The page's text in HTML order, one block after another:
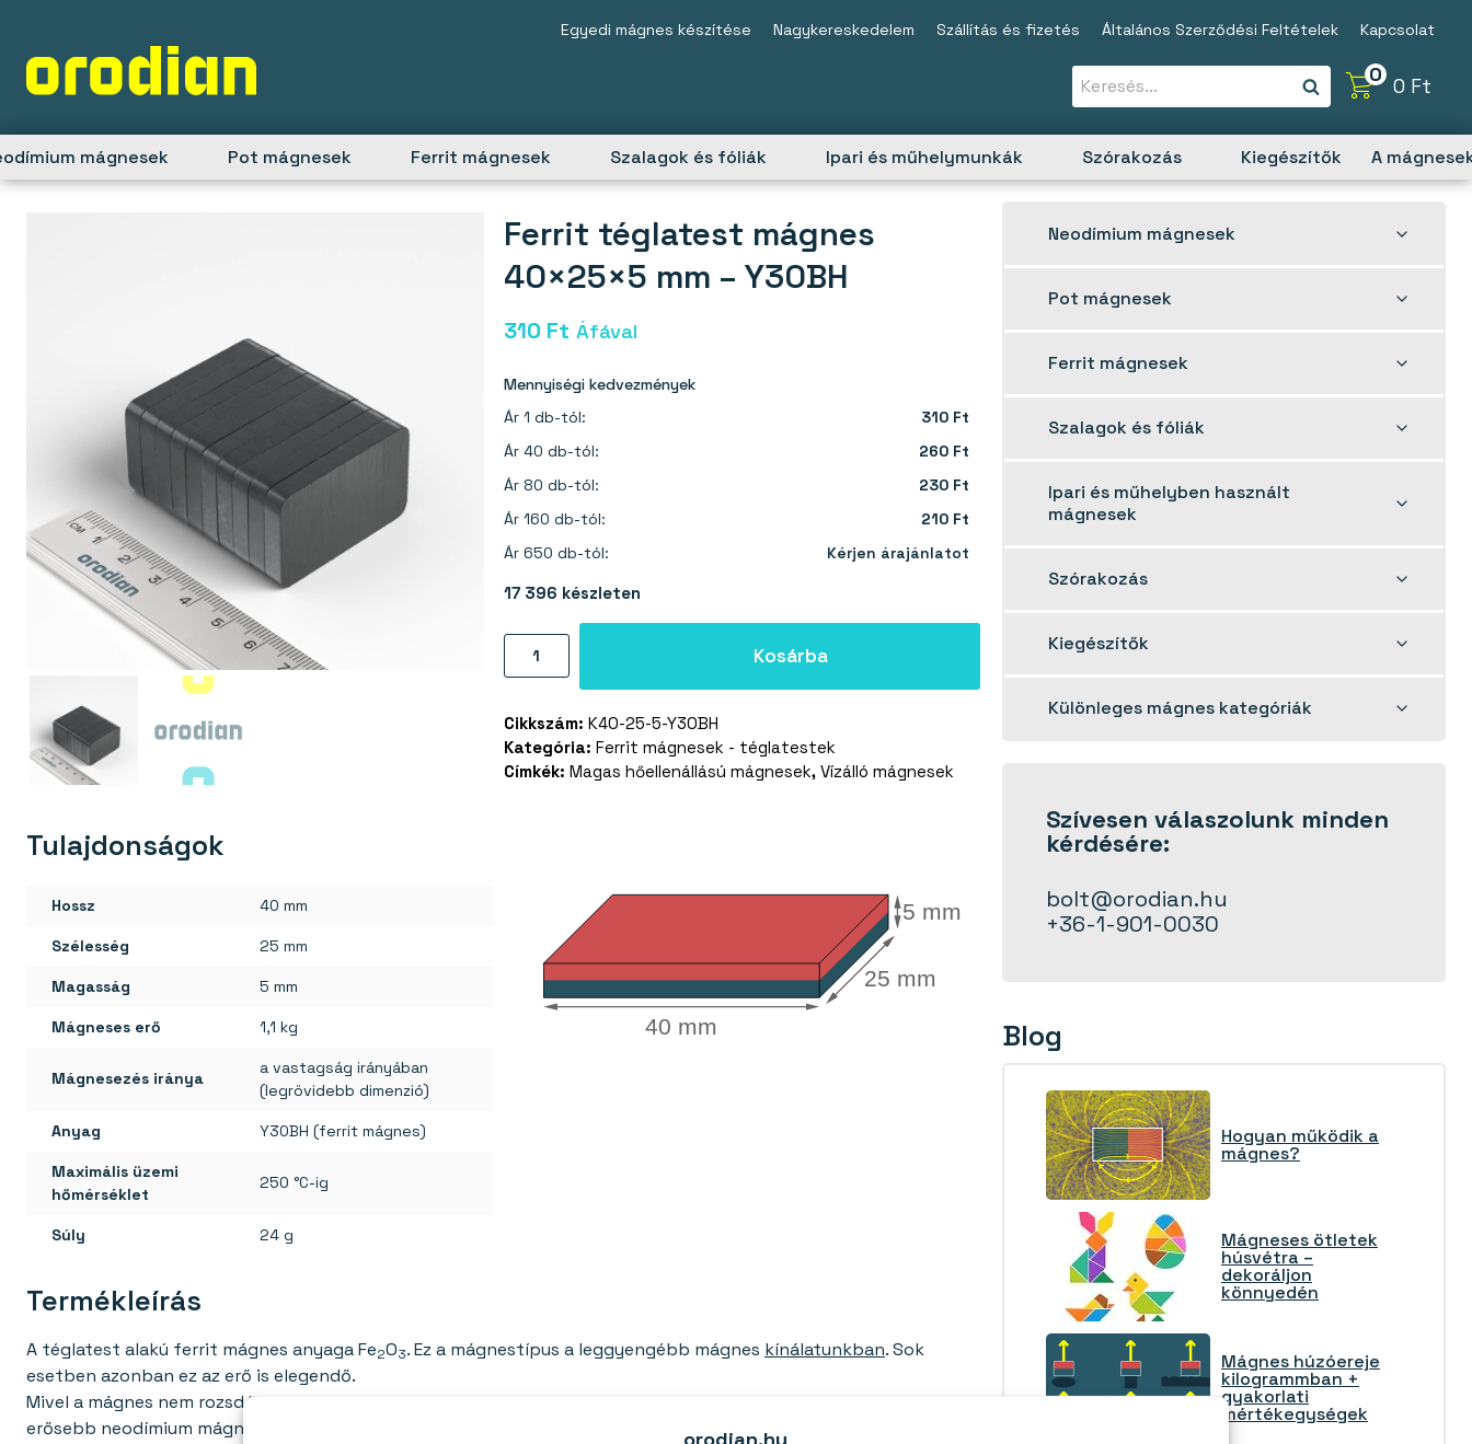
orodian.hu
content
Egyedi mágnes készítése Nagykereskedelem Szállítás és fizetés Általános Szerződési Feltételek Kapcsolat
0 0 Ft
mágnesek Pot mágnesek Ferrit mágnesek Szalagok és fóliák Ipari és műhelymunkák Szórakozás Kiegészítők A
Ferrit téglatest mágnes
40×25×5 mm – Y30BH
310 Ft Áfával
Mennyiségi kedvezmények
Ár 1 db-tól:
310 Ft
Ár 40 db-tól:
260 Ft
Ár 80 db-tól:
230 Ft
Ár 160 db-tól:
210 Ft
Ár 650 db-tól:
Kérjen árajánlatot
17 396 készleten
Ferrit
téglatest
40×25×5
mm
-
Kosárba
Cikkszám: K40-25-5-Y30BH
Kategória: Ferrit mágnesek - téglatestek
Címkék: Magas hőellenállású mágnesek, Vízálló mágnesek
Tulajdonságok
Hossz 40 mm
Szélesség 25 mm
Magasság 5 mm
Mágneses erő 1,1 kg
Mágnesezés iránya
a vastagság irányában
(legrövidebb dimenzió)
Anyag Y30BH (ferrit mágnes)
Maximális üzemi
hőmérséklet
250 °C-ig
Súly 24 g
5 mm
40 mm
25 mm
Termékleírás
A téglatest alakú ferrit mágnes anyaga Fe2O3. Ez a mágnestípus a leggyengébb mágnes kínálatunkban. Sok
esetben azonban ez az erő is elegendő.
Mivel a mágnes nem rozsdásodik nedves környezetben, kültéri használatra is alkalmas. Kevésbé törékeny, mint az
erősebb neodímium mágnesek (nem törik össze ütközéskor). Még nagyon magas hőmérsékleten sem veszíti el
Neodímium mágnesek
Toggle
Pot mágnesek
Toggle
Ferrit mágnesek
Toggle
Szalagok és fóliák
Toggle
Ipari és műhelyben használt
mágnesek
child
Szórakozás
Toggle
Kiegészítők
Toggle
Különleges mágnes kategóriák
Toggle
Szívesen válaszolunk minden
kérdésére:
bolt@orodian.hu
+36-1-901-0030
Blog
Hogyan működik a
mágnes?
Mágneses ötletek
húsvétra –
dekoráljon
könnyedén
Mágnes húzóereje
kilogrammban +
gyakorlati
mértékegységek